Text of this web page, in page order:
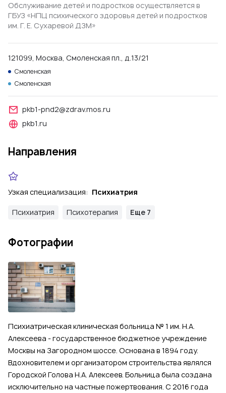
Обслуживание детей и подростков осуществляется в
ГБУЗ «НПЦ психического здоровья детей и подростков
им. Г. Е. Сухаревой ДЗМ»
121099, Москва, Смоленская пл., д.13/21
Смоленская
Смоленская
pkb1-pnd2@zdrav.mos.ru
pkb1.ru
Направления
Узкая специализация: Психиатрия
Психиатрия Психотерапия Еще 7
Фотографии
Психиатрическая клиническая больница № 1 им. Н.А.
Алексеева - государственное бюджетное учреждение
Москвы на Загородном шоссе. Основана в 1894 году.
Вдохновителем и организатором строительства являлся
Городской Голова Н.А. Алексеев. Больница была создана
исключительно на частные пожертвования. С 2016 года